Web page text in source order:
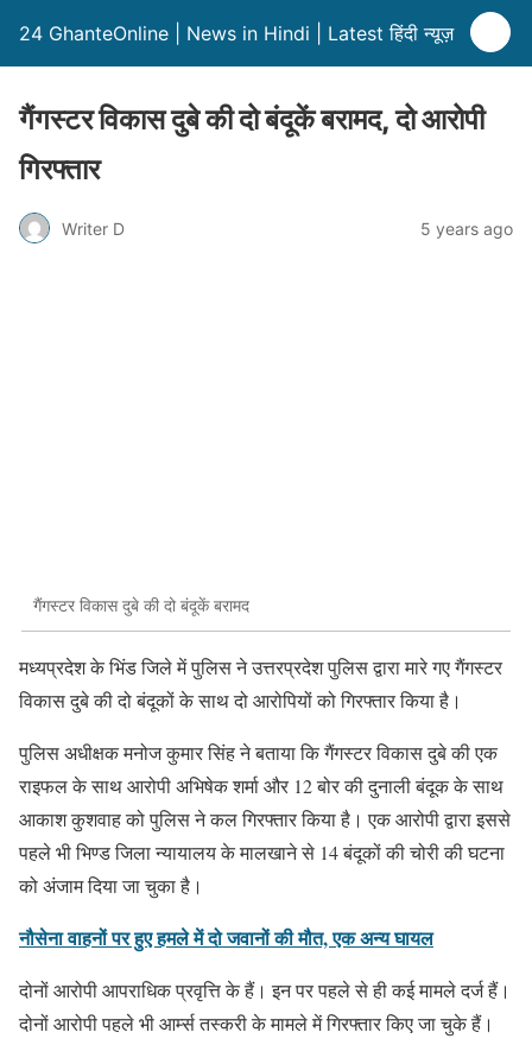
24 GhanteOnline | News in Hindi | Latest हिंदी न्यूज़
गैंगस्टर विकास दुबे की दो बंदूकें बरामद, दो आरोपी
गिरफ्तार
Writer D 5 years ago
गैंगस्टर विकास दुबे की दो बंदूकें बरामद
मध्यप्रदेश के भिंड जिले में पुलिस ने उत्तरप्रदेश पुलिस द्वारा मारे गए गैंगस्टर
विकास दुबे की दो बंदूकों के साथ दो आरोपियों को गिरफ्तार किया है।
पुलिस अधीक्षक मनोज कुमार सिंह ने बताया कि गैंगस्टर विकास दुबे की एक
राइफल के साथ आरोपी अभिषेक शर्मा और 12 बोर की दुनाली बंदूक के साथ
आकाश कुशवाह को पुलिस ने कल गिरफ्तार किया है। एक आरोपी द्वारा इससे
पहले भी भिण्ड जिला न्यायालय के मालखाने से 14 बंदूकों की चोरी की घटना
को अंजाम दिया जा चुका है।
नौसेना वाहनों पर हुए हमले में दो जवानों की मौत, एक अन्य घायल
दोनों आरोपी आपराधिक प्रवृत्ति के हैं। इन पर पहले से ही कई मामले दर्ज हैं।
दोनों आरोपी पहले भी आर्म्स तस्करी के मामले में गिरफ्तार किए जा चुके हैं।